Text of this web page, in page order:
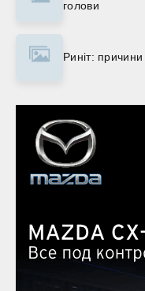
голови
Риніт: